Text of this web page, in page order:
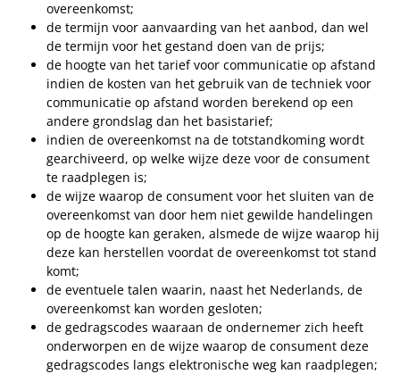
overeenkomst;
de termijn voor aanvaarding van het aanbod, dan wel
de termijn voor het gestand doen van de prijs;
de hoogte van het tarief voor communicatie op afstand
indien de kosten van het gebruik van de techniek voor
communicatie op afstand worden berekend op een
andere grondslag dan het basistarief;
indien de overeenkomst na de totstandkoming wordt
gearchiveerd, op welke wijze deze voor de consument
te raadplegen is;
de wijze waarop de consument voor het sluiten van de
overeenkomst van door hem niet gewilde handelingen
op de hoogte kan geraken, alsmede de wijze waarop hij
deze kan herstellen voordat de overeenkomst tot stand
komt;
de eventuele talen waarin, naast het Nederlands, de
overeenkomst kan worden gesloten;
de gedragscodes waaraan de ondernemer zich heeft
onderworpen en de wijze waarop de consument deze
gedragscodes langs elektronische weg kan raadplegen;